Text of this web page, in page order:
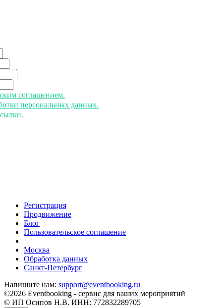
соглашением.
персональных данных.
Регистрация
Продвижение
Блог
Пользовательское соглашение
Москва
Обработка данных
Санкт-Петербург
Напишите нам: support@eventbooking.ru
©2026 Eventbooking - сервис для ваших мероприятий
© ИП Осипов Н.В. ИНН: 772832289705